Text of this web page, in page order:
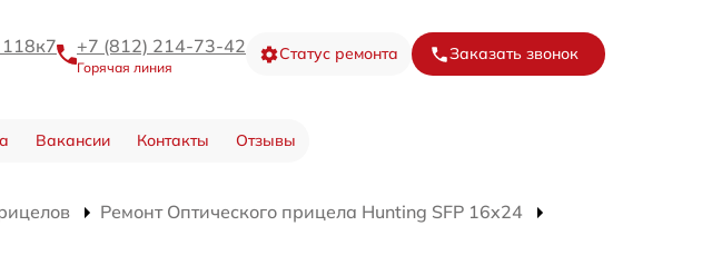
+7 (812) 214-73-42
Горячая линия
Статус ремонта Заказать звонок
Вакансии Контакты Отзывы
Ремонт Оптического прицела Hunting SFP 16x24